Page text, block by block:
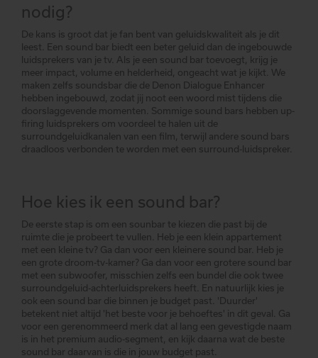
nodig?
De kans is groot dat je fan bent van geluidskwaliteit als je dit
leest. Een sound bar biedt een beter geluid dan de ingebouwde
luidsprekers van je tv. Als je een sound bar toevoegt, krijg je
meer impact, volume en helderheid, ongeacht wat je kijkt. We
maken zelfs soundsbar die de Denon Dialogue Enhancer
hebben ingebouwd, zodat jij noot een woord mist tijdens die
doorslaggevende momenten. Sommige sound bars hebben up-
firing luidsprekers om voordeel te halen uit de
surroundgeluidkanalen van een film, terwijl andere sound bars
draadloos verbonden te worden met een surround-luidspreker.
Hoe kies ik een sound bar?
De eerste stap is om een sounbar te kiezen die past bij de
ruimte die je probeert te vullen. Heb je een klein appartement
met een kleine tv? Ga dan voor een kleinere sound bar. Heb je
een grote droom-tv-kamer? Ga dan voor een grotere sound bar
met een subwoofer, misschien zelfs een bundel die ook twee
surroundgeluid-achterluidsprekers heeft. En natuurlijk kies je
ook een sound bar die binnen je budget past. 'Duurder'
betekent niet altijd 'het beste voor je behoeftes' in dit geval. Ga
voor een gerenommeerd merk dat al lang een gevestigde naam
is in het premium audio-segment, en kijk daarna wat de beste
sound bar daarvan is die in jouw budget past.